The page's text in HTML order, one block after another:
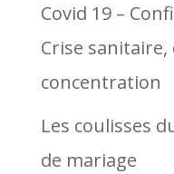
Covid 19 –
Crise sanitaire,
concentration
Les coulisses
de mariage